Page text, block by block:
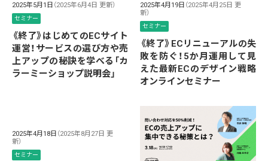
2025年5月1日 （2025年6月4日 更新）
セミナー
《終了》はじめてのECサイト
運営！サービスの選び方や売
上アップの秘訣を学べる「カ
ラーミーショップ説明会」
2025年4月19日 （2025年4月25日 更
新）
セミナー
《終了》ECリニューアルの失
敗を防ぐ！5か月運用して見
えた最新ECのデザイン戦略
オンラインセミナー
2025年4月18日 （2025年8月27日 更
新）
セミナー